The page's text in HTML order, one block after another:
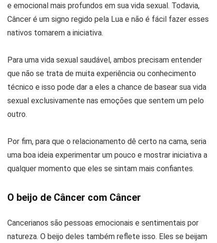
e emocional mais profundos em sua vida sexual. Todavia,
Câncer é um signo regido pela Lua e não é fácil fazer esses
nativos tomarem a iniciativa.
Para uma vida sexual saudável, ambos precisam entender
que não se trata de muita experiência ou conhecimento
técnico e isso pode dar a eles a chance de basear sua vida
sexual exclusivamente nas emoções que sentem um pelo
outro.
Por fim, para que o relacionamento dê certo na cama, seria
uma boa ideia experimentar um pouco e mostrar iniciativa a
qualquer momento que eles se sintam mais confiantes.
O beijo de Câncer com Câncer
Cancerianos são pessoas emocionais e sentimentais por
natureza. O beijo deles também reflete isso. Eles se beijam